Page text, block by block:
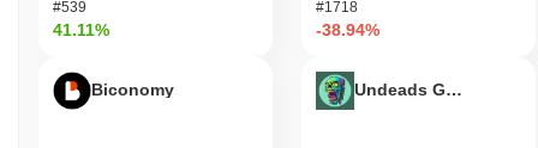
#539
41.11%
Biconomy
#1718
-38.94%
Undeads Games